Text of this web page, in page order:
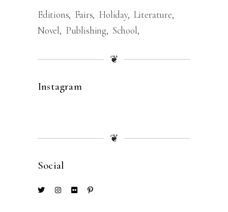
Editions Fairs Holiday Literature
Novel
Publishing School
❦
Instagram
❦
Social